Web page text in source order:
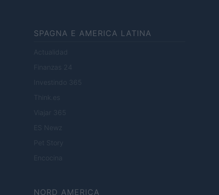
SPAGNA E AMERICA LATINA
Actualidad
Finanzas 24
Investindo 365
Think.es
Viajar 365
ES Newz
Pet Story
Encocina
NORD AMERICA